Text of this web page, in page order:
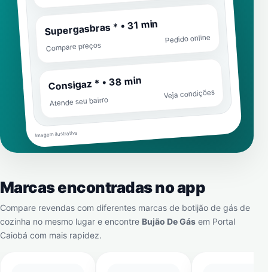
Supergasbras * • 31 min
Compare preços
Pedido online
Consigaz * • 38 min
Atende seu bairro
Veja condições
Imagem ilustrativa
Marcas encontradas no app
Compare revendas com diferentes marcas de botijão de gás de
cozinha no mesmo lugar e encontre Bujão De Gás em Portal
Caiobá com mais rapidez.